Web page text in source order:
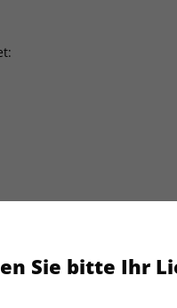
Sie bitte Ihr